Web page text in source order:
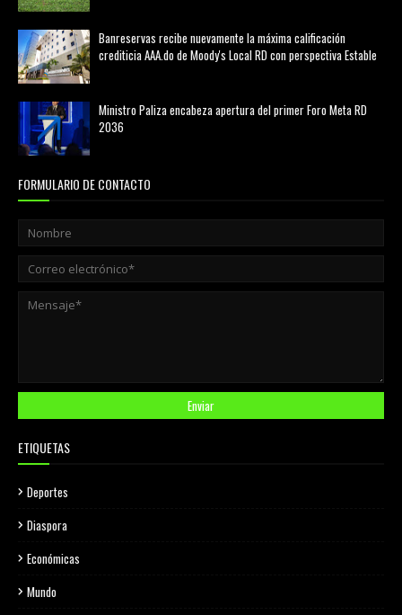
Banreservas recibe nuevamente la máxima calificación
crediticia AAA.do de Moody's Local RD con perspectiva Estable
Ministro Paliza encabeza apertura del primer Foro Meta RD
2036
FORMULARIO DE CONTACTO
ETIQUETAS
Deportes
Diaspora
Económicas
Mundo